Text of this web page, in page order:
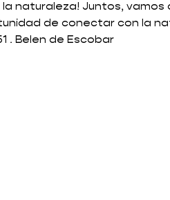
naturaleza! Juntos, vamos
de conectar con la
. Belen de Escobar